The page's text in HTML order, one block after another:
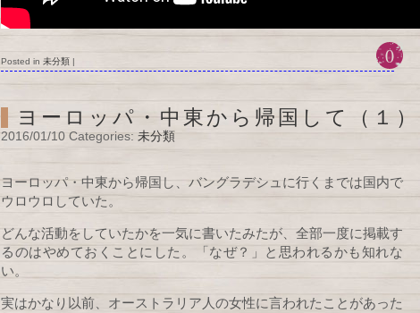
0
Posted in 未分類 |
ヨーロッパ・中東から帰国して（１）
2016/01/10 Categories: 未分類
ヨーロッパ・中東から帰国し、バングラデシュに行くまでは国内で
ウロウロしていた。
どんな活動をしていたかを一気に書いたみたが、全部一度に掲載す
るのはやめておくことにした。「なぜ？」と思われるかも知れな
い。
実はかなり以前、オーストラリア人の女性に言われたことがあった